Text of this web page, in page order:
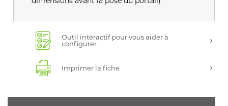
Outil interactif pour vous aider à
configurer
Imprimer la fiche